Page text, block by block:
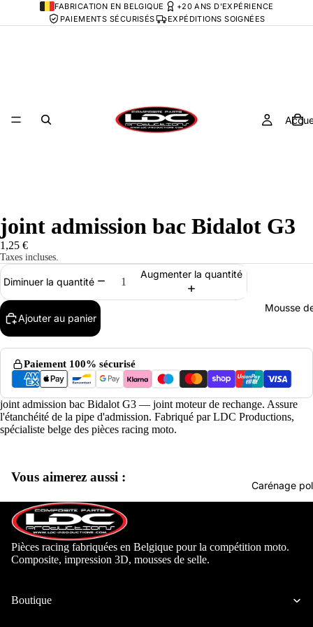
FABRICATION EN BELGIQUE
+20 ANS D'EXPÉRIENCE
PAIEMENTS SÉCURISÉS
EXPÉDITIONS SOIGNÉES
Mousse
Carénage
Beon
joint admission bac Bidalot G3
1,25 €
Taxes incluses.
Diminuer la quantité
Augmenter la quantité
Ajouter au panier
Paiement 100% sécurisé
joint admission bac Bidalot G3 — joint moteur de rechange. Assure
l'étanchéité de la pipe d'admission. Fabriqué par LDC Productions,
spécialiste belge des pièces racing moto.
Vous aimerez aussi :
Pièces racing fabriquées en Belgique pour la compétition moto.
Composite, impression 3D, mousses de selle.
Boutique